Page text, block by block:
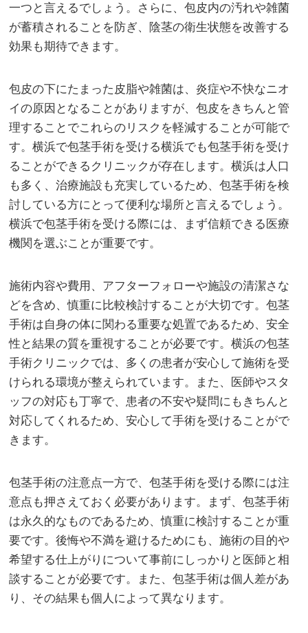
一つと言えるでしょう。さらに、包皮内の汚れや雑菌
が蓄積されることを防ぎ、陰茎の衛生状態を改善する
効果も期待できます。
包皮の下にたまった皮脂や雑菌は、炎症や不快なニオ
イの原因となることがありますが、包皮をきちんと管
理することでこれらのリスクを軽減することが可能で
す。横浜で包茎手術を受ける横浜でも包茎手術を受け
ることができるクリニックが存在します。横浜は人口
も多く、治療施設も充実しているため、包茎手術を検
討している方にとって便利な場所と言えるでしょう。
横浜で包茎手術を受ける際には、まず信頼できる医療
機関を選ぶことが重要です。
施術内容や費用、アフターフォローや施設の清潔さな
どを含め、慎重に比較検討することが大切です。包茎
手術は自身の体に関わる重要な処置であるため、安全
性と結果の質を重視することが必要です。横浜の包茎
手術クリニックでは、多くの患者が安心して施術を受
けられる環境が整えられています。また、医師やスタ
ッフの対応も丁寧で、患者の不安や疑問にもきちんと
対応してくれるため、安心して手術を受けることがで
きます。
包茎手術の注意点一方で、包茎手術を受ける際には注
意点も押さえておく必要があります。まず、包茎手術
は永久的なものであるため、慎重に検討することが重
要です。後悔や不満を避けるためにも、施術の目的や
希望する仕上がりについて事前にしっかりと医師と相
談することが必要です。また、包茎手術は個人差があ
り、その結果も個人によって異なります。